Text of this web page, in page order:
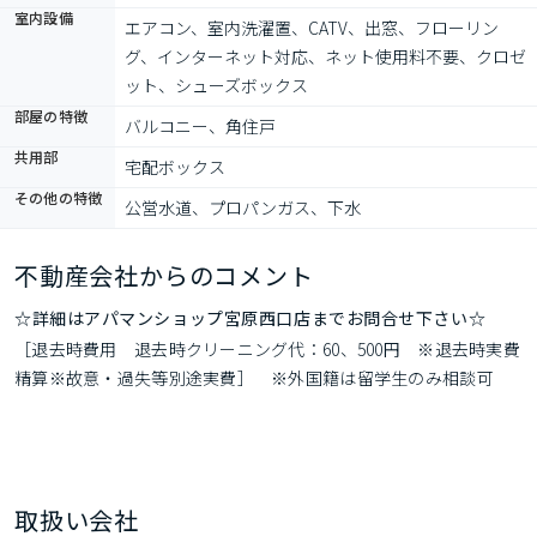
室内設備
エアコン、室内洗濯置、CATV、出窓、フローリン
グ、インターネット対応、ネット使用料不要、クロゼ
ット、シューズボックス
部屋の特徴 バルコニー、角住戸
共用部 宅配ボックス
その他の特徴 公営水道、プロパンガス、下水
不動産会社からのコメント
☆詳細はアパマンショップ宮原西口店までお問合せ下さい☆
［退去時費用　退去時クリーニング代：60、500円　※退去時実費
精算※故意・過失等別途実費］　※外国籍は留学生のみ相談可
取扱い会社